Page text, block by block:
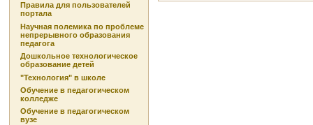
Правила для пользователей
портала
Научная полемика по проблеме
непрерывного образования
педагога
Дошкольное технологическое
образование детей
"Технология" в школе
Обучение в педагогическом
колледже
Обучение в педагогическом
вузе